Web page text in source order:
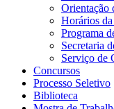
Orientação
Horários
Programa
Secretaria
Serviço de
Concursos
Processo Seletivo
Biblioteca